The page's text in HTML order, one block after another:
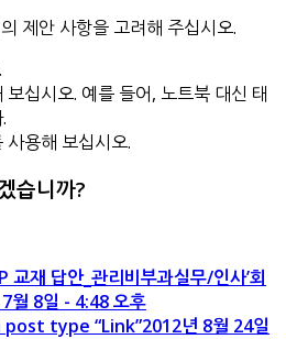
제안 사항을 고려해 주십시오.
십시오. 예를 들어, 노트북 대신 태
용해 보십시오.
습니까?
교재 답안_관리비부과실무/인사’회
월 8일 - 4:48 오후
type “Link”2012년 8월 24일